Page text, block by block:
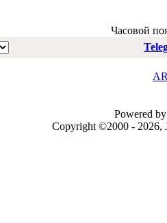
Часовой
Powered
Copyright ©2000 - 2026,